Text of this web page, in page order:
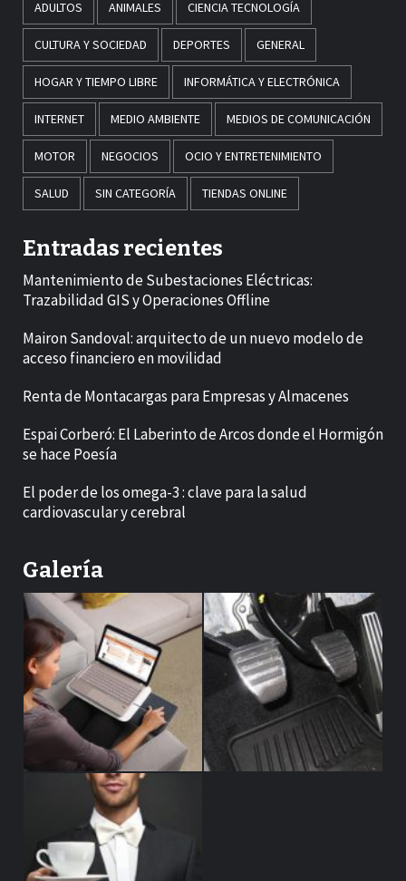
ADULTOS ANIMALES CIENCIA TECNOLOGÍA
CULTURA Y SOCIEDAD DEPORTES GENERAL
HOGAR Y TIEMPO LIBRE INFORMÁTICA Y ELECTRÓNICA
INTERNET MEDIO AMBIENTE MEDIOS DE COMUNICACIÓN
MOTOR NEGOCIOS OCIO Y ENTRETENIMIENTO
SALUD SIN CATEGORÍA TIENDAS ONLINE
Entradas recientes
Mantenimiento de Subestaciones Eléctricas:
Trazabilidad GIS y Operaciones Offline
Mairon Sandoval: arquitecto de un nuevo modelo de
acceso financiero en movilidad
Renta de Montacargas para Empresas y Almacenes
Espai Corberó: El Laberinto de Arcos donde el Hormigón
se hace Poesía
El poder de los omega-3 : clave para la salud
cardiovascular y cerebral
Galería